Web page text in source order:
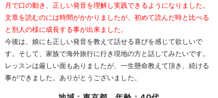
月で口の動き、正しい発音を理解し実践できるようになりました。
文章を読むのには時間がかかりましたが、初めて読んだ時と比べる
と別人の様に成長する事が出来ました。
今後は、娘にも正しい発音を教えて話せる喜びを感じて欲しいで
す。そして、家族で海外旅行に行き現地の方と話してみたいです。
レッスンは厳しい面もありましたが、一生懸命教えて頂き、続ける
事ができました。ありがとうございました。